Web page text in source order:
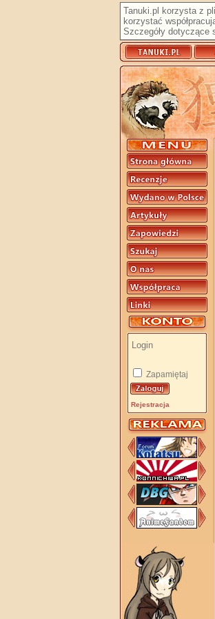
Tanuki.pl korzysta z
korzystać
Szczegóły dotyczące
Zapamiętaj
Rejestracja